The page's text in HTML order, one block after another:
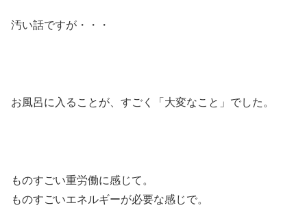
汚い話ですが・・・
お風呂に入ることが、すごく「大変なこと」でした。
ものすごい重労働に感じて。
ものすごいエネルギーが必要な感じで。